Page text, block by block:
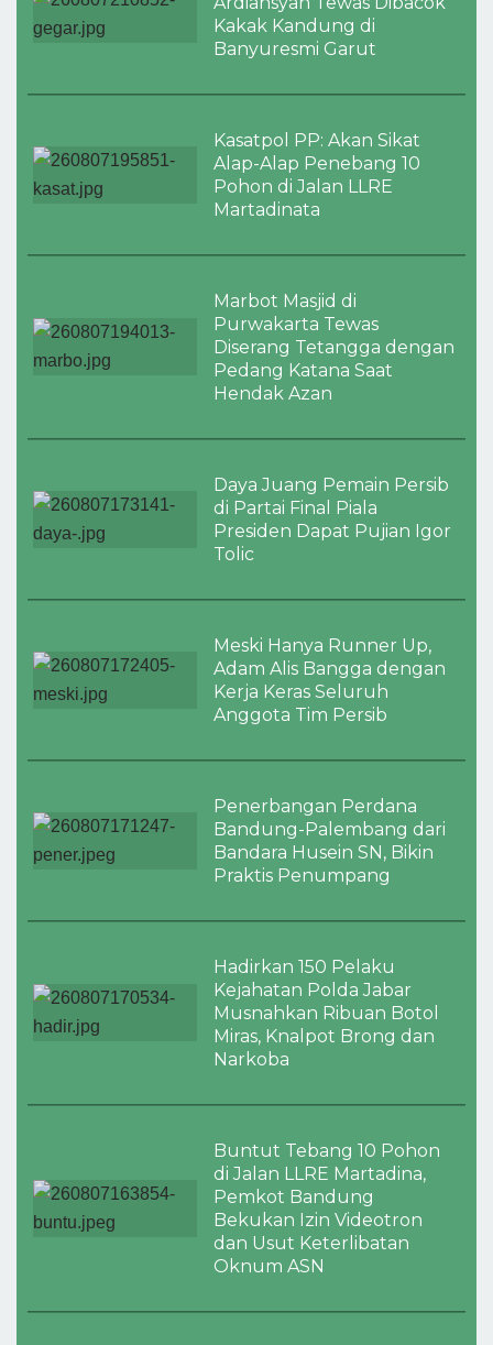
Kakak Kandung di
Banyuresmi Garut
Kasatpol PP: Akan Sikat
Alap-Alap Penebang 10
Pohon di Jalan LLRE
Martadinata
Marbot Masjid di
Purwakarta Tewas
Diserang Tetangga dengan
Pedang Katana Saat
Hendak Azan
Daya Juang Pemain Persib
di Partai Final Piala
Presiden Dapat Pujian Igor
Tolic
Meski Hanya Runner Up,
Adam Alis Bangga dengan
Kerja Keras Seluruh
Anggota Tim Persib
Penerbangan Perdana
Bandung-Palembang dari
Bandara Husein SN, Bikin
Praktis Penumpang
Hadirkan 150 Pelaku
Kejahatan Polda Jabar
Musnahkan Ribuan Botol
Miras, Knalpot Brong dan
Narkoba
Buntut Tebang 10 Pohon
di Jalan LLRE Martadina,
Pemkot Bandung
Bekukan Izin Videotron
dan Usut Keterlibatan
Oknum ASN